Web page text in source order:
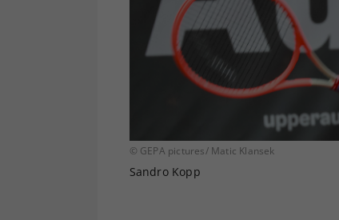
© GEPA pictures/ Matic Klansek
Sandro Kopp